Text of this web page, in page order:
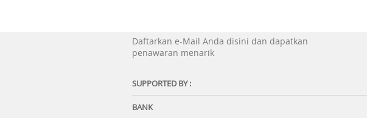
Daftarkan e-Mail Anda disini dan dapatkan
penawaran menarik
SUPPORTED BY :
BANK